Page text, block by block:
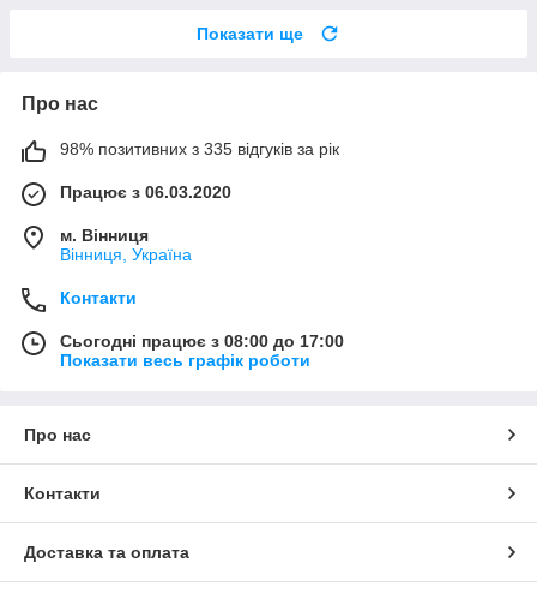
Показати ще
Про нас
98% позитивних з 335 відгуків за рік
Працює з 06.03.2020
м. Вінниця
Вінниця, Україна
Контакти
Сьогодні працює з 08:00 до 17:00
Показати весь графік роботи
Про нас
Контакти
Доставка та оплата